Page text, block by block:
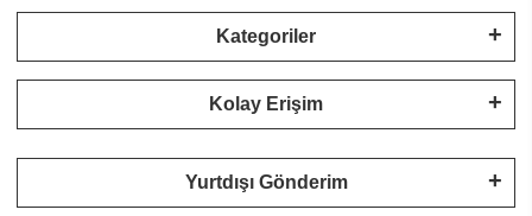
Kategoriler
Kolay Erişim
Yurtdışı Gönderim